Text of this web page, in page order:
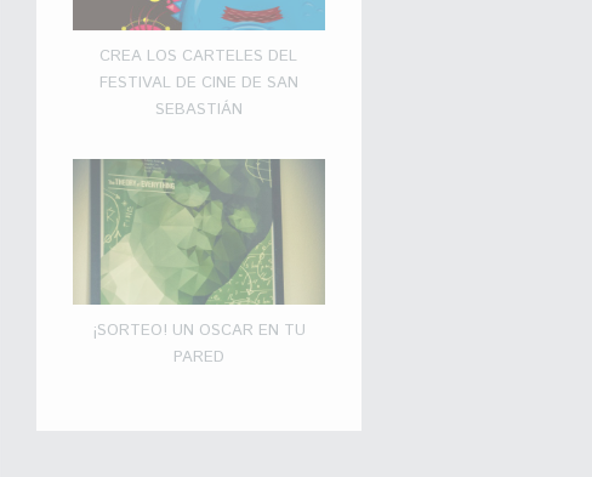
CREA LOS CARTELES DEL
FESTIVAL DE CINE DE SAN
SEBASTIÁN
¡SORTEO! UN OSCAR EN TU
PARED